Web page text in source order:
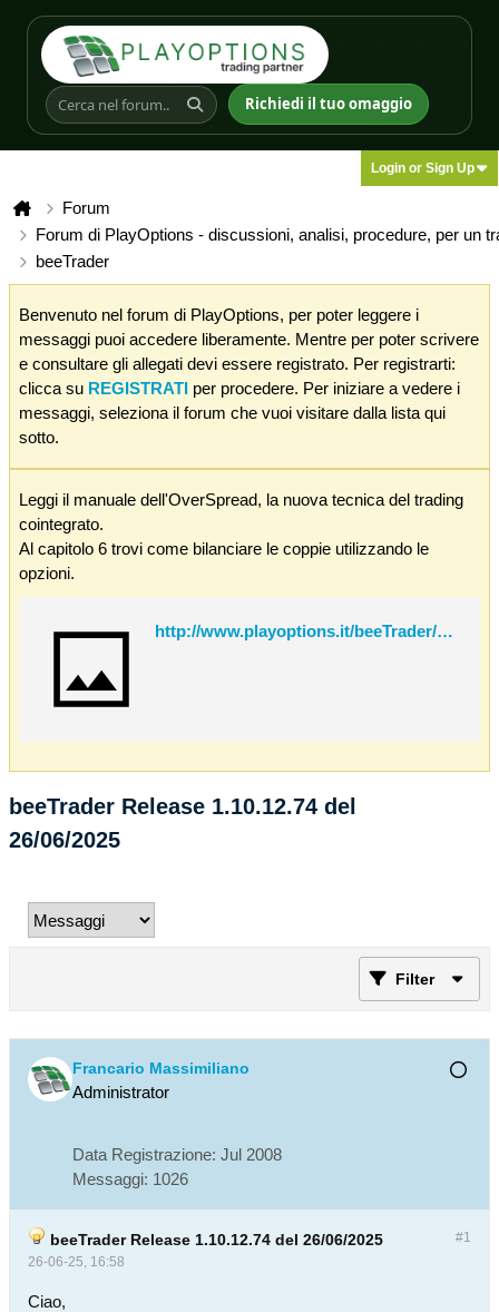
Richiedi il tuo omaggio
Login or Sign Up
Forum
Forum di PlayOptions - discussioni, analisi, procedure, per un
beeTrader
Benvenuto nel forum di PlayOptions, per poter leggere i
messaggi puoi accedere liberamente. Mentre per poter scrivere
e consultare gli allegati devi essere registrato. Per registrarti:
clicca su REGISTRATI per procedere. Per iniziare a vedere i
messaggi, seleziona il forum che vuoi visitare dalla lista qui
sotto.
Leggi il manuale dell'OverSpread, la nuova tecnica del trading
cointegrato.
Al capitolo 6 trovi come bilanciare le coppie utilizzando le
opzioni.
http://www.playoptions.it/beeTrader/OverSpread.pdf
beeTrader Release 1.10.12.74 del
26/06/2025
Filter
Francario Massimiliano
Administrator
Data Registrazione: Jul 2008
Messaggi: 1026
#1
beeTrader Release 1.10.12.74 del 26/06/2025
26-06-25, 16:58
Ciao,